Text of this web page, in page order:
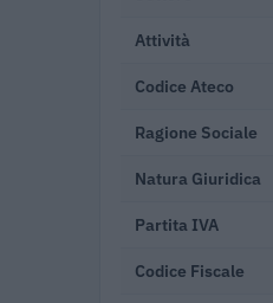
Attività
Codice Ateco
Ragione Sociale
Natura Giuridica
Partita IVA
Codice Fiscale